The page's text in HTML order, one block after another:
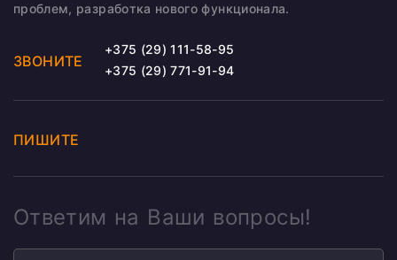
проблем, разработка нового функционала.
ЗВОНИТЕ
+375 (29) 111-58-95
+375 (29) 771-91-94
ПИШИТЕ
Ответим на Ваши вопросы!